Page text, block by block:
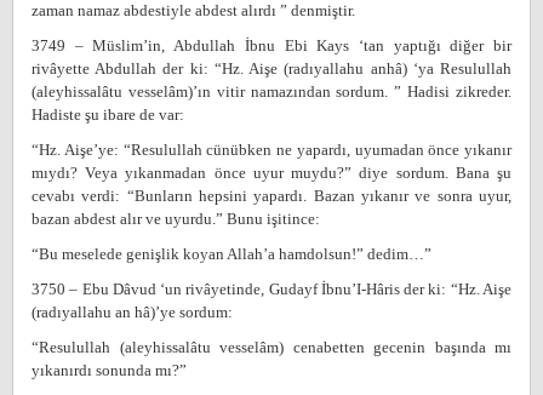
zaman namaz abdestiyle abdest alırdı ” denmiştir.
3749 – Müslim’in, Abdullah İbnu Ebi Kays ‘tan yaptığı diğer bir
rivâyette Abdullah der ki: “Hz. Aişe (radıyallahu anhâ) ‘ya Resulullah
(aleyhissalâtu vesselâm)’ın vitir namazından sordum. ” Hadisi zikreder.
Hadiste şu ibare de var:
“Hz. Aişe’ye: “Resulullah cünübken ne yapardı, uyumadan önce yıkanır
mıydı? Veya yıkanmadan önce uyur muydu?” diye sordum. Bana şu
cevabı verdi: “Bunların hepsini yapardı. Bazan yıkanır ve sonra uyur,
bazan abdest alır ve uyurdu.” Bunu işitince:
“Bu meselede genişlik koyan Allah’a hamdolsun!” dedim…”
3750 – Ebu Dâvud ‘un rivâyetinde, Gudayf İbnu’I-Hâris der ki: “Hz. Aişe
(radıyallahu an hâ)’ye sordum:
“Resulullah (aleyhissalâtu vesselâm) cenabetten gecenin başında mı
yıkanırdı sonunda mı?”